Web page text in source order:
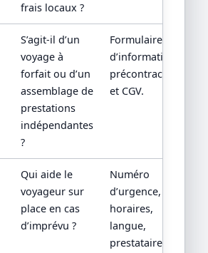
frais locaux ?
S’agit-il d’un
voyage à
forfait ou d’un
assemblage de
prestations
indépendantes
?
Formulaire
d’information
précontractuelle
et CGV.
Qui aide le
voyageur sur
place en cas
d’imprévu ?
Numéro
d’urgence,
horaires,
langue,
prestataire local,